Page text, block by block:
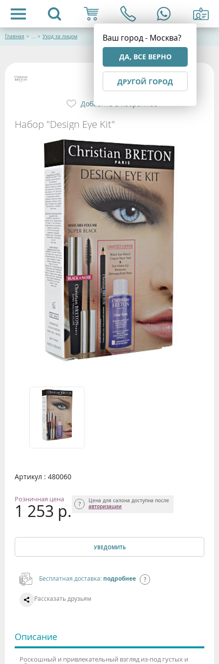
Ваш город - Москва?
ДА, ВСЕ ВЕРНО
ДРУГОЙ ГОРОД
Главная > ... > Уход за лицом
Набор "Design Eye Kit"
Добавить в избранное
Артикул : 480060
Розничная цена
1 253 р.
Цена для салона доступна после
авторизации
УВЕДОМИТЬ
Бесплатная доставка: подробнее
Рассказать друзьям
Описание
Роскошный и привлекательный взгляд из-под густых и